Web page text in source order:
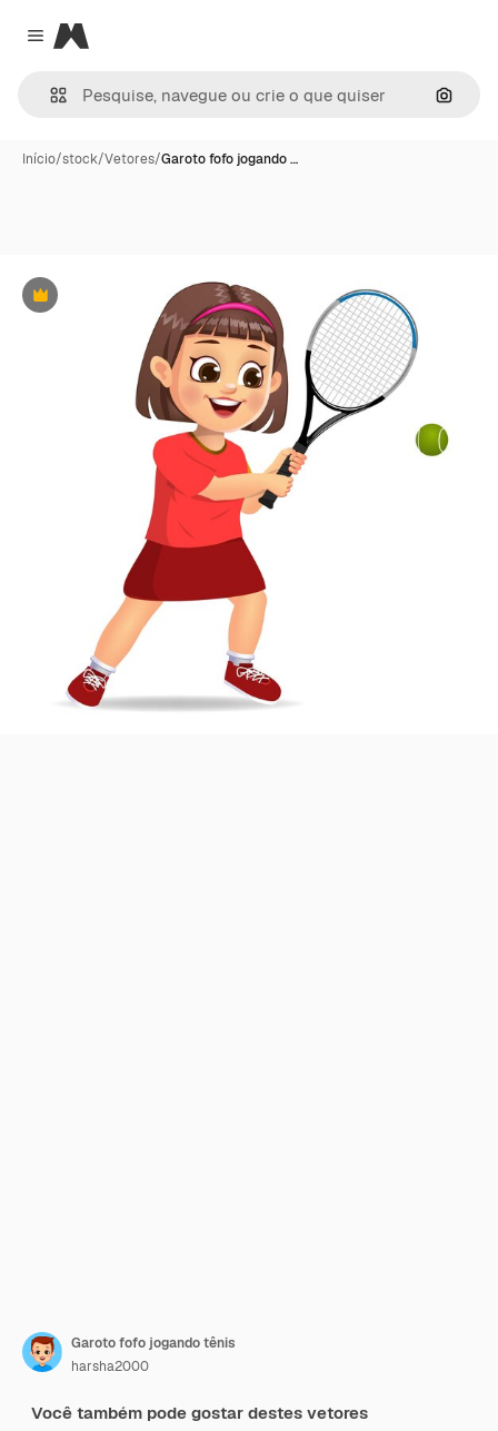
Close menu
Magnific
Início/stock/Vetores/Garoto fofo jogando …
Premium
Garoto fofo jogando tênis
harsha2000
Você também pode gostar destes vetores